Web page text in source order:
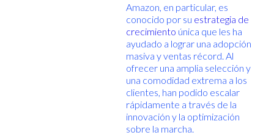
Amazon, en particular, es
conocido por su estrategia de
crecimiento única que les ha
ayudado a lograr una adopción
masiva y ventas récord. Al
ofrecer una amplia selección y
una comodidad extrema a los
clientes, han podido escalar
rápidamente a través de la
innovación y la optimización
sobre la marcha.